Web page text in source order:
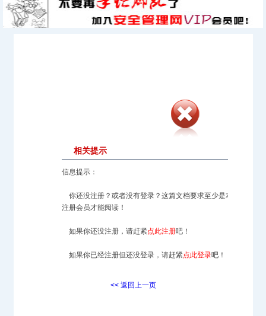
相关提示
信息提示：
你还没注册？或者没有登录？这篇文档要求至少是本站的
注册会员才能阅读！
如果你还没注册，请赶紧 点此注册吧！
如果你已经注册但还没登录，请赶紧 点此登录吧！
<< 返回上一页